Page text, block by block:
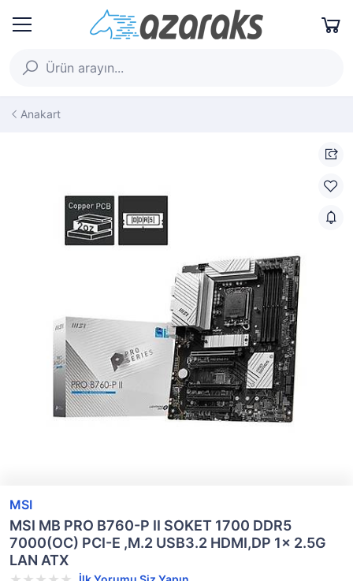
Anakart
MSI
MSI MB PRO B760-P II SOKET 1700 DDR5
7000(OC) PCI-E ,M.2 USB3.2 HDMI,DP 1x 2.5G
LAN ATX